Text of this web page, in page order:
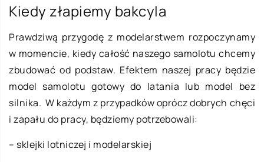
Kiedy złapiemy bakcyla
Prawdziwą przygodę z modelarstwem rozpoczynamy
w momencie, kiedy całość naszego samolotu chcemy
zbudować od podstaw. Efektem naszej pracy będzie
model samolotu gotowy do latania lub model bez
silnika. W każdym z przypadków oprócz dobrych chęci
i zapału do pracy, będziemy potrzebowali:
– sklejki lotniczej i modelarskiej